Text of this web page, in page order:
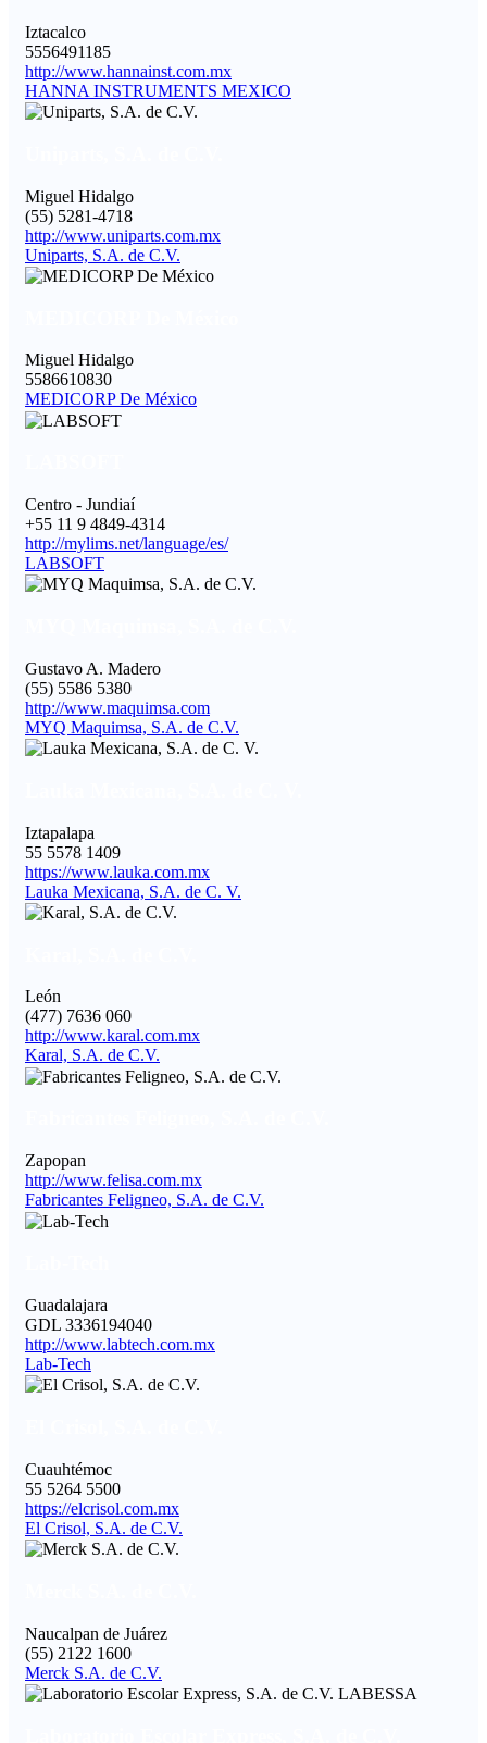
Iztacalco
5556491185
http://www.hannainst.com.mx
HANNA INSTRUMENTS MEXICO
Miguel Hidalgo
(55) 5281-4718
http://www.uniparts.com.mx
Uniparts, S.A. de C.V.
Miguel Hidalgo
5586610830
MEDICORP De México
Centro - Jundiaí
+55 11 9 4849-4314
http://mylims.net/language/es/
LABSOFT
Gustavo A. Madero
(55) 5586 5380
http://www.maquimsa.com
MYQ Maquimsa, S.A. de C.V.
Iztapalapa
55 5578 1409
https://www.lauka.com.mx
Lauka Mexicana, S.A. de C. V.
León
(477) 7636 060
http://www.karal.com.mx
Karal, S.A. de C.V.
Zapopan
http://www.felisa.com.mx
Fabricantes Feligneo, S.A. de C.V.
Guadalajara
GDL 3336194040
http://www.labtech.com.mx
Lab-Tech
Cuauhtémoc
55 5264 5500
https://elcrisol.com.mx
El Crisol, S.A. de C.V.
Naucalpan de Juárez
(55) 2122 1600
Merck S.A. de C.V.